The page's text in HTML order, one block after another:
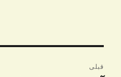
قبلی